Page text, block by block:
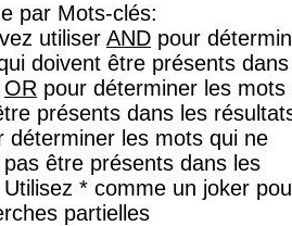
par Mots-clés:
utiliser AND pour
doivent être présents
OR pour déterminer les mots
présents dans les
déterminer les mots qui ne
être présents dans les
* comme un joker
partielles